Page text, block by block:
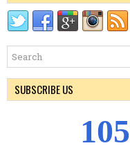
SUBSCRIBE US
105